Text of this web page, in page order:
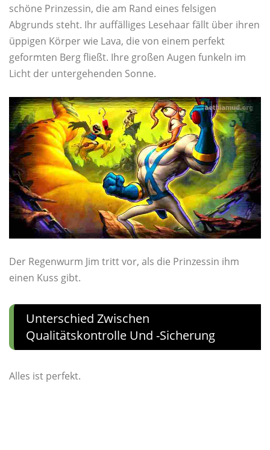
schöne Prinzessin, die am Rand eines felsigen
Abgrunds steht. Ihr auffälliges Lesehaar fällt über ihren
üppigen Körper wie Lava, die von einem perfekt
geformten Berg fließt. Ihre großen Augen funkeln im
Licht der untergehenden Sonne.
Der Regenwurm Jim tritt vor, als die Prinzessin ihm
einen Kuss gibt.
Unterschied Zwischen
Qualitätskontrolle Und -sicherung
Alles ist perfekt.